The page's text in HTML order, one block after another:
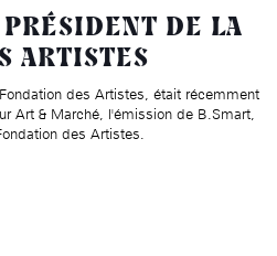
DE LA
ARTISTES
des Artistes, était récemment
Art & Marché, l'émission de B.Smart,
des Artistes.
Accueil